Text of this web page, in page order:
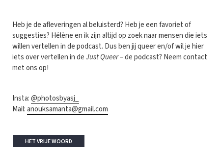
Heb je de afleveringen al beluisterd? Heb je een favoriet of
suggesties? Hélène en ik zijn altijd op zoek naar mensen die iets
willen vertellen in de podcast. Dus ben jij queer en/of wil je hier
iets over vertellen in deJust Queer– de podcast? Neem contact
met ons op!
Insta:@photosbyasj_
Mail:anouksamanta@gmail.com
HET VRIJE WOORD